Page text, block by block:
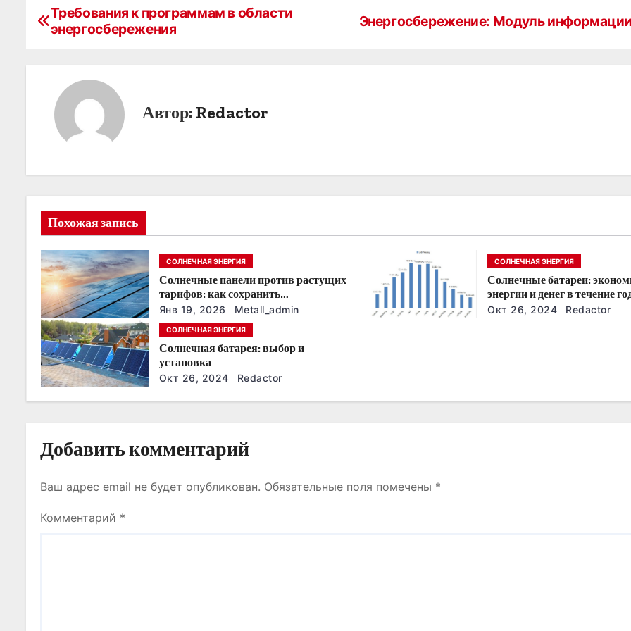
Н
и
я
п
о
з
а
п
с
я
м
Энергосбережение: Модуль информации
Требования к программам в области
энергосбережения
Автор: Redactor
Похожая запись
СОЛНЕЧНАЯ ЭНЕРГИЯ
Солнечные панели против растущих
тарифов: как сохранить
энергонезависимость в ближайшие
годы
Янв 19, 2026 Metall_admin
СОЛНЕЧНАЯ ЭНЕРГИЯ
Солнечные батареи:
энергии и денег в течение
Окт 26, 2024 Redactor
СОЛНЕЧНАЯ ЭНЕРГИЯ
Солнечная батарея: выбор и
установка
Окт 26, 2024 Redactor
Добавить комментарий
Ваш адрес email не будет опубликован. Обязательные поля помечены *
Комментарий *